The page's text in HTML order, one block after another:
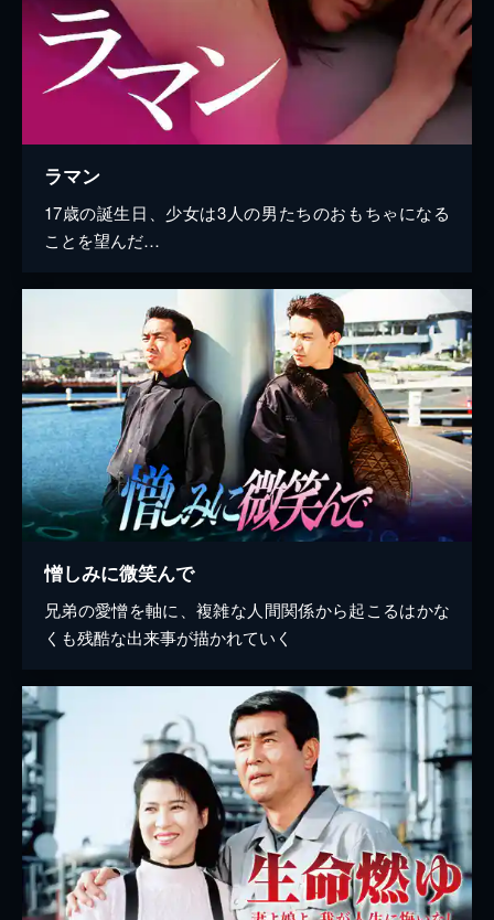
ラマン
17歳の誕生日、少女は3人の男たちのおもちゃになる
ことを望んだ…
憎しみに微笑んで
兄弟の愛憎を軸に、複雑な人間関係から起こるはかな
くも残酷な出来事が描かれていく